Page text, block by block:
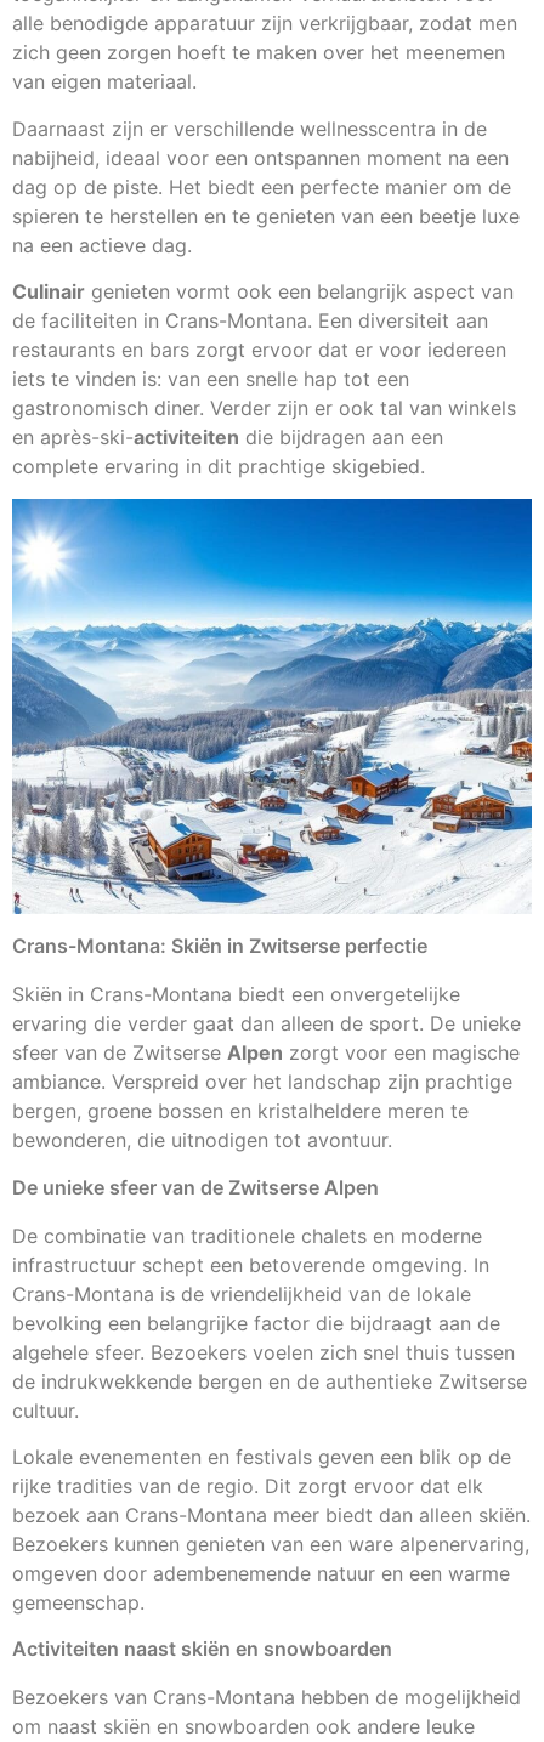
alle benodigde apparatuur zijn verkrijgbaar, zodat men
zich geen zorgen hoeft te maken over het meenemen
van eigen materiaal.
Daarnaast zijn er verschillende wellnesscentra in de
nabijheid, ideaal voor een ontspannen moment na een
dag op de piste. Het biedt een perfecte manier om de
spieren te herstellen en te genieten van een beetje luxe
na een actieve dag.
Culinair genieten vormt ook een belangrijk aspect van
de faciliteiten in Crans-Montana. Een diversiteit aan
restaurants en bars zorgt ervoor dat er voor iedereen
iets te vinden is: van een snelle hap tot een
gastronomisch diner. Verder zijn er ook tal van winkels
en après-ski-activiteiten die bijdragen aan een
complete ervaring in dit prachtige skigebied.
Crans-Montana: Skiën in Zwitserse perfectie
Skiën in Crans-Montana biedt een onvergetelijke
ervaring die verder gaat dan alleen de sport. De unieke
sfeer van de Zwitserse Alpen zorgt voor een magische
ambiance. Verspreid over het landschap zijn prachtige
bergen, groene bossen en kristalheldere meren te
bewonderen, die uitnodigen tot avontuur.
De unieke sfeer van de Zwitserse Alpen
De combinatie van traditionele chalets en moderne
infrastructuur schept een betoverende omgeving. In
Crans-Montana is de vriendelijkheid van de lokale
bevolking een belangrijke factor die bijdraagt aan de
algehele sfeer. Bezoekers voelen zich snel thuis tussen
de indrukwekkende bergen en de authentieke Zwitserse
cultuur.
Lokale evenementen en festivals geven een blik op de
rijke tradities van de regio. Dit zorgt ervoor dat elk
bezoek aan Crans-Montana meer biedt dan alleen skiën.
Bezoekers kunnen genieten van een ware alpenervaring,
omgeven door adembenemende natuur en een warme
gemeenschap.
Activiteiten naast skiën en snowboarden
Bezoekers van Crans-Montana hebben de mogelijkheid
om naast skiën en snowboarden ook andere leuke